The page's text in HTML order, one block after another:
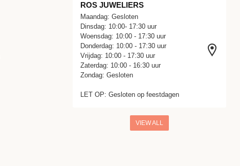
ROS JUWELIERS
Maandag: Gesloten
Dinsdag: 10:00- 17:30 uur
Woensdag: 10:00 - 17:30 uur
Donderdag: 10:00 - 17:30 uur
Vrijdag: 10:00 - 17:30 uur
Zaterdag: 10:00 - 16:30 uur
Zondag: Gesloten
LET OP: Gesloten op feestdagen
VIEW ALL